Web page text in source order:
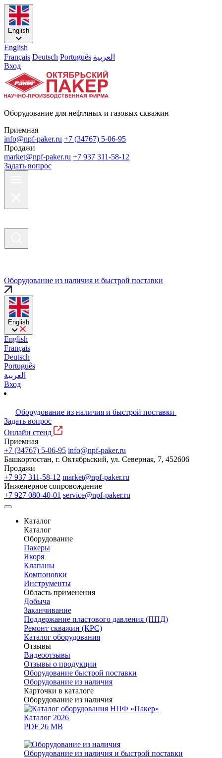
English
English
Français Deutsch Português العربية
Вход
Оборудование для нефтяных и газовых скважин
Приемная
info@npf-paker.ru +7 (34767) 5-06-95
Продажи
market@npf-paker.ru +7 937 311-58-12
Задать вопрос
Оборудование из наличия и быстрой поставки
English
English
Français
Deutsch
Português
العربية
Вход
Оборудование из наличия и быстрой поставки
Задать вопрос
Онлайн стенд
Приемная
+7 (34767) 5-06-95 info@npf-paker.ru
Башкортостан, г. Октябрьский, ул. Северная, 7, 452606
Продажи
+7 937 311-58-12 market@npf-paker.ru
Инженерное сопровождение
+7 927 080-40-01 service@npf-paker.ru
Каталог
Каталог
Оборудование
Пакеры
Якоря
Клапаны
Компоновки
Инструменты
Область применения
Добыча
Заканчивание
Поддержание пластового давления (ППД)
Ремонт скважин (КРС)
Каталог оборудования
Отзывы
Видеоотзывы
Отзывы о продукции
Оборудование быстрой поставки
Оборудование из наличия
Карточки в каталоге
Оборудование из наличия
Каталог 2026
PDF 26 MB
Оборудование из наличия и быстрой поставки